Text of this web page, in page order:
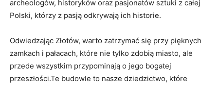
archeologów, historyków oraz pasjonatów sztuki z całej ​
Polski, którzy z pasją odkrywają ich historie.
Odwiedzając Złotów, warto zatrzymać się przy‍ pięknych
‍zamkach‌ i⁣ pałacach, które nie tylko zdobią miasto, ale
przede wszystkim ⁤przypominają‌ o jego bogatej
przeszłości.Te budowle to nasze dziedzictwo, które